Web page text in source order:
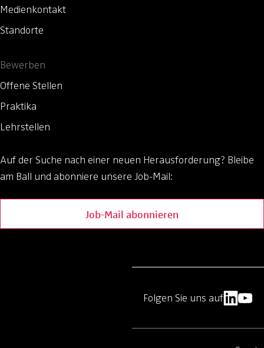
Medienkontakt
Standorte
Bewerben
Offene Stellen
Praktika
Lehrstellen
Auf der Suche nach einer neuen Herausforderung? Bleibe
am Ball und abonniere unsere Job-Mail:
Job-Mail abonnieren
Folgen Sie uns auf